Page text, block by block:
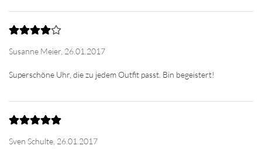
Susanne Meier, 26.01.2017
Sven Schulte, 26.01.2017